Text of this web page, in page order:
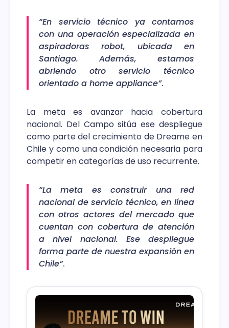
“En servicio técnico ya contamos
con una operación especializada en
aspiradoras robot, ubicada en
Santiago. Además, estamos
abriendo otro servicio técnico
orientado a home appliance”.
La meta es avanzar hacia cobertura
nacional. Del Campo sitúa ese despliegue
como parte del crecimiento de Dreame en
Chile y como una condición necesaria para
competir en categorías de uso recurrente.
“La meta es construir una red
nacional de servicio técnico, en línea
con otros actores del mercado que
cuentan con cobertura de atención
a nivel nacional. Ese despliegue
forma parte de nuestra expansión en
Chile”.